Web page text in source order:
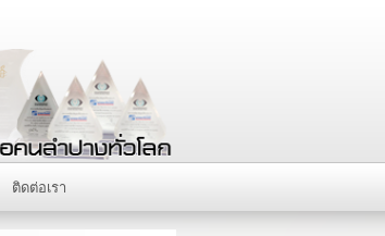
ติดต่อเรา